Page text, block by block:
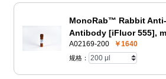
MonoRab™ Rabbit
Antibody [iFluor 555],
A02169-200 ￥1640
规格：